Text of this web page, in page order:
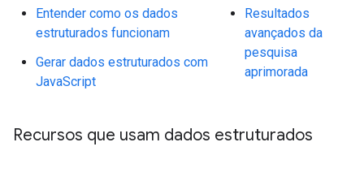
Entender como os dados
estruturados funcionam
Gerar dados estruturados com
JavaScript
Resultados
avançados da
pesquisa
aprimorada
Recursos que usam dados estruturados